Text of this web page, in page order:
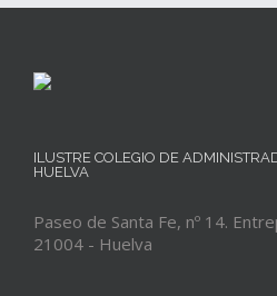
ILUSTRE COLEGIO DE
HUELVA
Paseo de Santa Fe, nº 14.
21004 - Huelva